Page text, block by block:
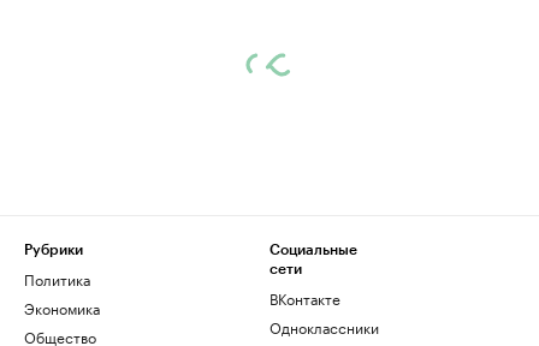
Рубрики
Политика
Экономика
Общество
Социальные
сети
ВКонтакте
Одноклассники